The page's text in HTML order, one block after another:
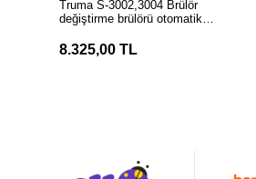
Truma S-3002,3004 Brülör
değiştirme brülörü otomatik
8.325,00 TL